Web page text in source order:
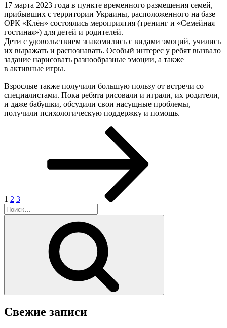
17 марта 2023 года в пункте временного размещения семей,
прибывших с территории Украины, расположенного на базе
ОРК «Клён» состоялись мероприятия (тренинг и «Семейная
гостиная») для детей и родителей.
Дети с удовольствием знакомились с видами эмоций, учились
их выражать и распознавать. Особый интерес у ребят вызвало
задание нарисовать разнообразные эмоции, а также
в активные игры.
Взрослые также получили большую пользу от встречи со
специалистами. Пока ребята рисовали и играли, их родители,
и даже бабушки, обсудили свои насущные проблемы,
получили психологическую поддержку и помощь.
1 2 3
Искать:
Свежие записи